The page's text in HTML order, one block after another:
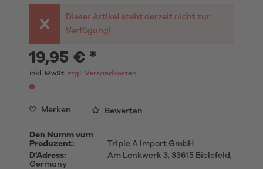
Dieser Artikel steht derzeit nicht zur
Verfügung!
19,95 € *
inkl. MwSt. zzgl. Versandkosten
Merken Bewerten
Den Numm vum
Produzent:
Triple A Import GmbH
D'Adress:
Am Lenkwerk 3, 33615 Bielefeld,
Germany